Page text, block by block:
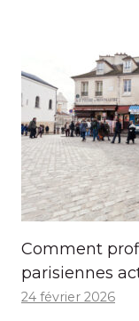
Comment
parisiennes
24 février 2026